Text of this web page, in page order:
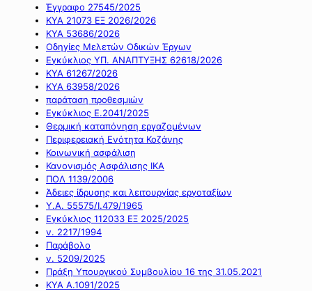
Έγγραφο 27545/2025
ΚΥΑ 21073 ΕΞ 2026/2026
ΚΥΑ 53686/2026
Οδηγίες Μελετών Οδικών Έργων
Εγκύκλιος ΥΠ. ΑΝΑΠΤΥΞΗΣ 62618/2026
ΚΥΑ 61267/2026
ΚΥΑ 63958/2026
παράταση προθεσμιών
Εγκύκλιος Ε.2041/2025
Θερμική καταπόνηση εργαζομένων
Περιφερειακή Ενότητα Κοζάνης
Κοινωνική ασφάλιση
Κανονισμός Ασφάλισης ΙΚΑ
ΠΟΛ 1139/2006
Άδειες ίδρυσης και λειτουργίας εργοταξίων
Υ.Α. 55575/Ι.479/1965
Εγκύκλιος 112033 ΕΞ 2025/2025
ν. 2217/1994
Παράβολο
ν. 5209/2025
Πράξη Υπουργικού Συμβουλίου 16 της 31.05.2021
ΚΥΑ Α.1091/2025